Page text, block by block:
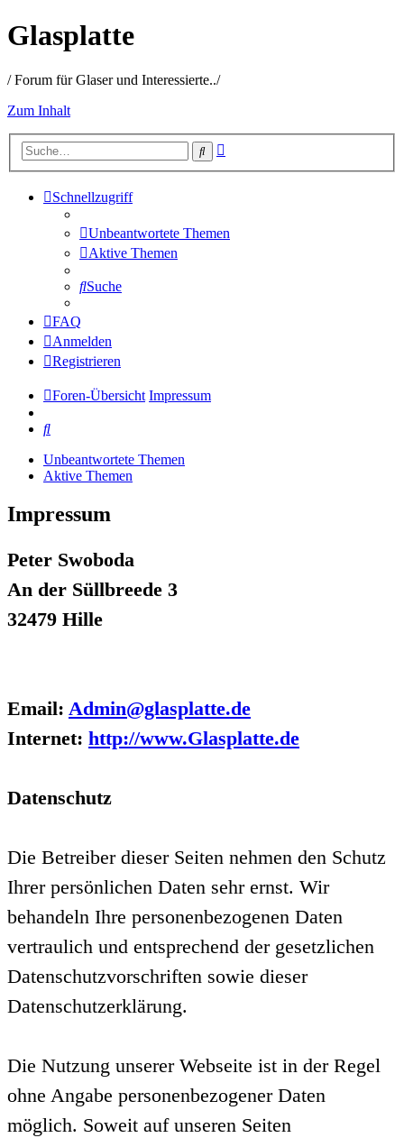
Glasplatte
/ Forum für Glaser und Interessierte../
Zum Inhalt
Suche
Schnellzugriff
Unbeantwortete Themen
Aktive Themen
Suche
FAQ
Anmelden
Registrieren
Foren-Übersicht Impressum
Suche
Unbeantwortete Themen
Aktive Themen
Impressum
Peter Swoboda
An der Süllbreede 3
32479 Hille
Email: Admin@glasplatte.de
Internet: http://www.Glasplatte.de
Datenschutz
Die Betreiber dieser Seiten nehmen den Schutz
Ihrer persönlichen Daten sehr ernst. Wir
behandeln Ihre personenbezogenen Daten
vertraulich und entsprechend der gesetzlichen
Datenschutzvorschriften sowie dieser
Datenschutzerklärung.
Die Nutzung unserer Webseite ist in der Regel
ohne Angabe personenbezogener Daten
möglich. Soweit auf unseren Seiten